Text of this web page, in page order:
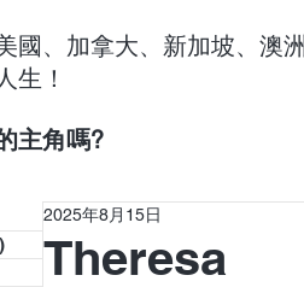
國、加拿大、新加坡、澳
生！
主角嗎?
Theresa
2025年8月15日